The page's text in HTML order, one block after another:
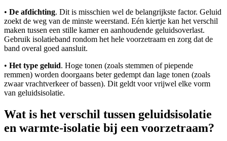
• De afdichting. Dit is misschien wel de belangrijkste factor. Geluid
zoekt de weg van de minste weerstand. Eén kiertje kan het verschil
maken tussen een stille kamer en aanhoudende geluidsoverlast.
Gebruik isolatieband rondom het hele voorzetraam en zorg dat de
band overal goed aansluit.
• Het type geluid. Hoge tonen (zoals stemmen of piepende
remmen) worden doorgaans beter gedempt dan lage tonen (zoals
zwaar vrachtverkeer of bassen). Dit geldt voor vrijwel elke vorm
van geluidsisolatie.
Wat is het verschil tussen geluidsisolatie
en warmte-isolatie bij een voorzetraam?